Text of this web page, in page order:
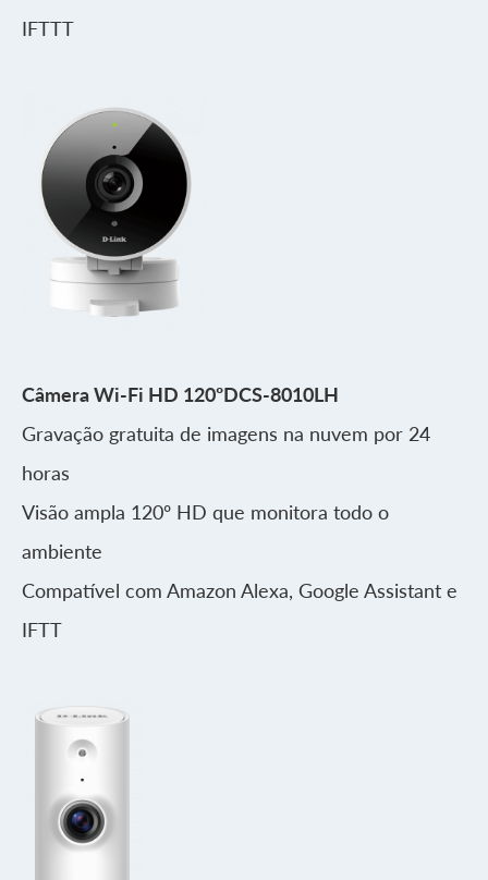
IFTTT
Câmera Wi-Fi HD 120ºDCS‑8010LH
Gravação gratuita de imagens na nuvem por 24
horas
Visão ampla 120º HD que monitora todo o
ambiente
Compatível com Amazon Alexa, Google Assistant e
IFTT